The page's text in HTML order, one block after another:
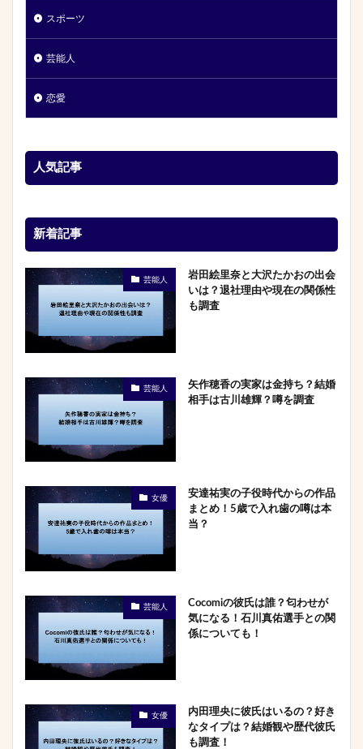
スポーツ
芸能人
恋愛
人気記事
新着記事
芸能人
岩田絵里奈と大沢たかおの出会
いは？退社理由や現在の関係性
も調査
芸能人
矢作穂香の実家は金持ち？結婚
相手は古川雄輝？噂を調査
女優
安達祐実の子役時代からの作品
まとめ！5歳で入れ歯の噂は本
当？
芸能人
Cocomiの彼氏は誰？匂わせが
気になる！石川真佑選手との関
係についても！
女優
内田理央に彼氏はいるの？好き
なタイプは？結婚観や歴代彼氏
も調査！